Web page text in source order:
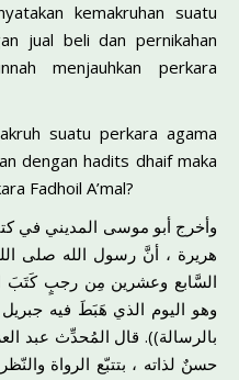
kemakruhan suatu
jual beli dan pernikahan
menjauhkan perkara
suatu perkara agama
dengan hadits dhaif maka
Fadhoil A’mal?
وأخرج أبو موسى المديني في
هريرة ، أنَّ رسول الله صلى
السَّابع وعشرين مِن رجبٍ كَتَبَ
وهو اليوم الذي هَبَطَ فيه
بالرسالة)). قال المُحدِّث عبد
حسنٌ لذاته ، بتتبّع الرواة